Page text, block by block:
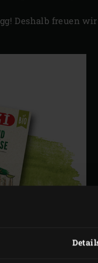
Deshalb freuen